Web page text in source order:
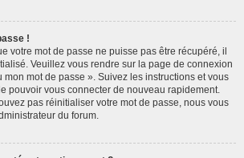
!
votre mot de passe ne puisse pas être récupéré, il
Veuillez vous rendre sur la page de connexion
mon mot de passe ». Suivez les instructions et vous
pouvoir vous connecter de nouveau rapidement.
pas réinitialiser votre mot de passe, nous vous
du forum.